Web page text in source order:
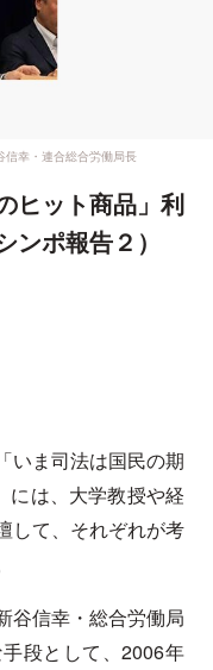
信幸・連合総合労働局長
ヒット商品」利
ポ報告２）
いま司法は国民の期
には、大学教授や経
して、それぞれが考
谷信幸・総合労働局
段として、2006年